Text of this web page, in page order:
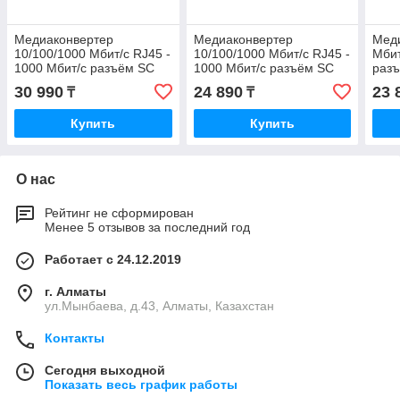
Медиаконвертер
10/100/1000 Мбит/с RJ45 -
1000 Мбит/с разъём SC
оптоволоконный кабель),
30 990 ₸
Купить
Медиаконвертер
10/100/1000 Мбит/с RJ45 -
1000 Мбит/с разъём SC
оптоволоконный кабель),
24 890₸
Купить
23
О нас
Рейтинг не сформирован
Менее 5 отзывов за последний год
Работает с 24.12.2019
г. Алматы
ул.Мынбаева, д.43, Алматы, Казахстан
Контакты
Сегодня выходной
Показать весь график работы